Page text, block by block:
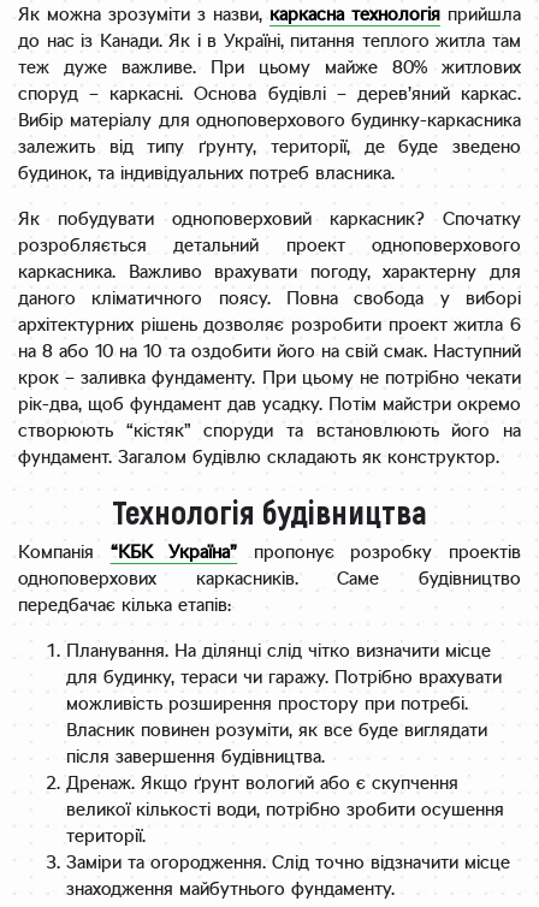
Як можна зрозуміти з назви, каркасна технологія прийшла
до нас із Канади. Як і в Україні, питання теплого житла там
теж дуже важливе. При цьому майже 80% житлових
споруд – каркасні. Основа будівлі – дерев’яний каркас.
Вибір матеріалу для одноповерхового будинку-каркасника
залежить від типу ґрунту, території, де буде зведено
будинок, та індивідуальних потреб власника.
Як побудувати одноповерховий каркасник? Спочатку
розробляється детальний проект одноповерхового
каркасника. Важливо врахувати погоду, характерну для
даного кліматичного поясу. Повна свобода у виборі
архітектурних рішень дозволяє розробити проект житла 6
на 8 або 10 на 10 та оздобити його на свій смак. Наступний
крок – заливка фундаменту. При цьому не потрібно чекати
рік-два, щоб фундамент дав усадку. Потім майстри окремо
створюють “кістяк” споруди та встановлюють його на
фундамент. Загалом будівлю складають як конструктор.
Технологія будівництва
Компанія “КБК Україна” пропонує розробку проектів
одноповерхових каркасників. Саме будівництво
передбачає кілька етапів:
Планування. На ділянці слід чітко визначити місце
для будинку, тераси чи гаражу. Потрібно врахувати
можливість розширення простору при потребі.
Власник повинен розуміти, як все буде виглядати
після завершення будівництва.
Дренаж. Якщо ґрунт вологий або є скупчення
великої кількості води, потрібно зробити осушення
території.
Заміри та огородження. Слід точно відзначити місце
знаходження майбутнього фундаменту.